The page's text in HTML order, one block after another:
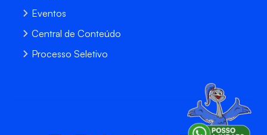
Eventos
Central de Conteúdo
Processo Seletivo